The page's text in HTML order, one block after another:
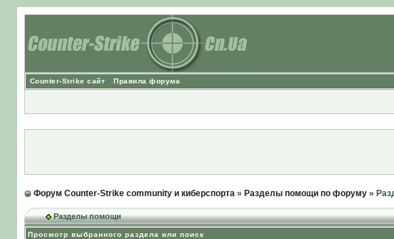
Counter-Strike сайт Правила форума
Форум Counter-Strike community и киберспорта» Разделы помощи по форуму»
Разделы помощи
Просмотр выбранного раздела или поиск